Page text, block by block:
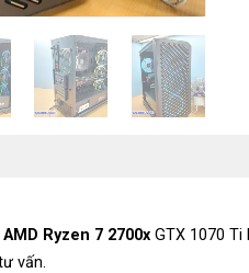
AMD Ryzen 7 2700x GTX 1070 Ti
vấn.